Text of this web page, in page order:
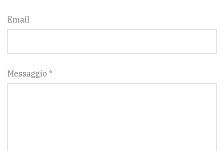
Email
Messaggio *